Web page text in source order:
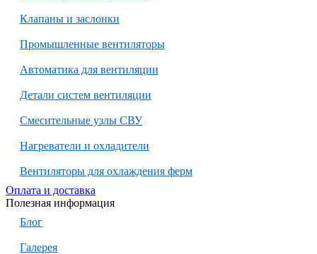
Клапаны и заслонки
Промышленные вентиляторы
Автоматика для вентиляции
Детали систем вентиляции
Смесительные узлы СВУ
Нагреватели и охладители
Вентиляторы для охлаждения ферм
Оплата и доставка
Полезная информация
Блог
Галерея